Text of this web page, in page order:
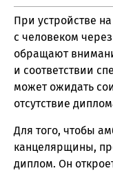
При устройстве
с человеком
обращают
и соответствии
может ожидать
отсутствие
Для того, чтобы
канцелярщины,
диплом. Он